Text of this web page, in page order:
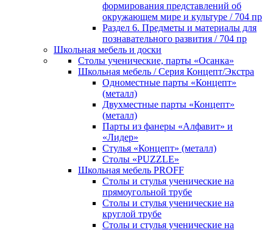
формирования представлений об
окружающем мире и культуре / 704 пр
Раздел 6. Предметы и материалы для
познавательного развития / 704 пр
Школьная мебель и доски
Столы ученические, парты «Осанка»
Школьная мебель / Серия Концепт/Экстра
Одноместные парты «Концепт»
(металл)
Двухместные парты «Концепт»
(металл)
Парты из фанеры «Алфавит» и
«Лидер»
Стулья «Концепт» (металл)
Столы «PUZZLE»
Школьная мебель PROFF
Столы и стулья ученические на
прямоугольной трубе
Столы и стулья ученические на
круглой трубе
Столы и стулья ученические на